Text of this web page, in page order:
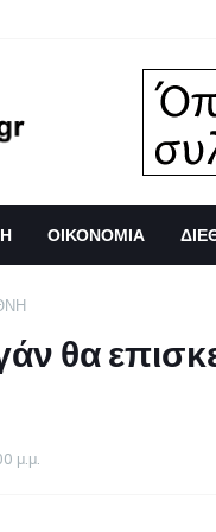
ΟΙΚΟΝΟΜΙΑ
θα
μ.μ.